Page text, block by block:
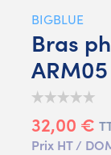
BIGBLUE
Bras
ARM05
32,00 €
Prix HT /